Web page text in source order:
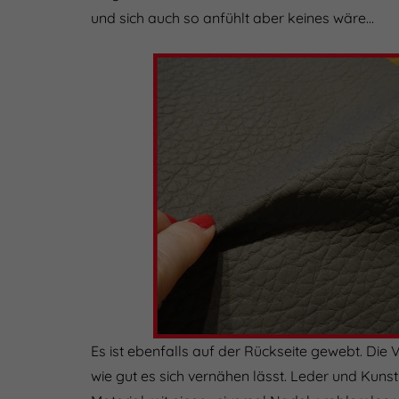
und sich auch so anfühlt aber keines wäre…
Es ist ebenfalls auf der Rückseite gewebt. Die
wie gut es sich vernähen lässt. Leder und